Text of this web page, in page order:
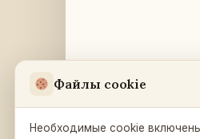
Русский
Файлы cookie
Необходимые cookie